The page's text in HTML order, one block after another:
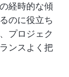
経時的な傾
のに役立ち
プロジェク
ンスよく把